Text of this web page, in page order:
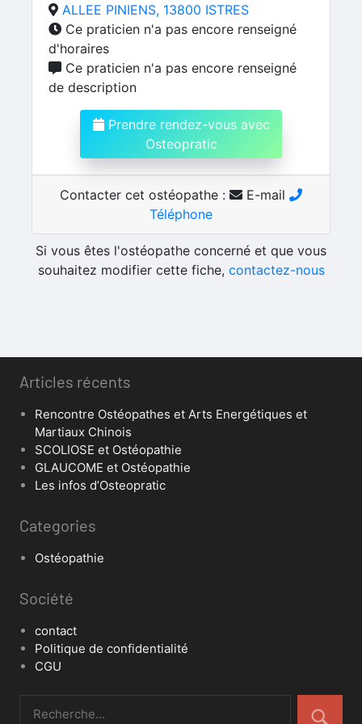
ALLEE PINIENS, 13800 ISTRES
Ce praticien n'a pas encore renseigné
d'horaires
Ce praticien n'a pas encore renseigné
de description
Prendre rendez-vous avec
Osteopratic
Contacter cet ostéopathe :
E-mail
Téléphone
Si vous êtes l'ostéopathe concerné et que vous
souhaitez modifier cette fiche, contactez-nous
Articles récents
Rencontre Ostéopathes et Arts Energétiques et
Martiaux Chinois
SCOLIOSE et Ostéopathie
GLAUCOME et Ostéopathie
Les infos d’Osteopratic
Categories
Ostéopathie
Société
contact
Politique de confidentialité
CGU